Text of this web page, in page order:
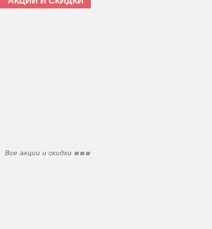
Все акции и скидки